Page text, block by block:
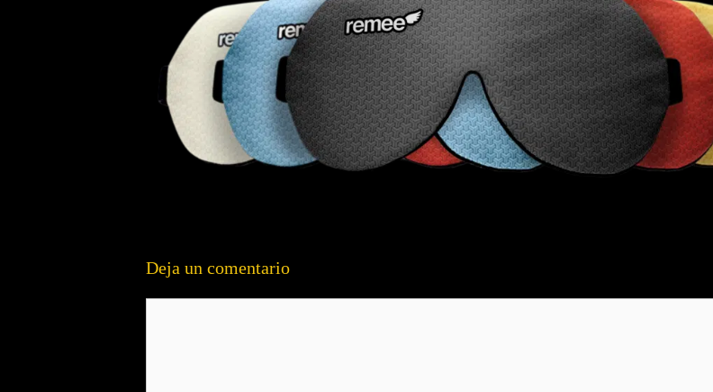
Deja un comentario